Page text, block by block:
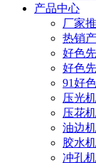
产品中心
厂家
热销
好色
好色
91好
压光机
压花机
油边机
胶水机
冲孔机